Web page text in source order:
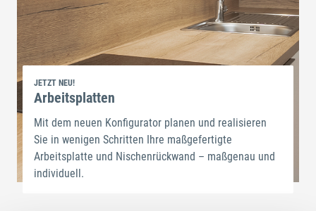
JETZT NEU!
Arbeitsplatten
Mit dem neuen Konfigurator planen und realisieren
Sie in wenigen Schritten Ihre maßgefertigte
Arbeitsplatte und Nischenrückwand – maßgenau und
individuell.